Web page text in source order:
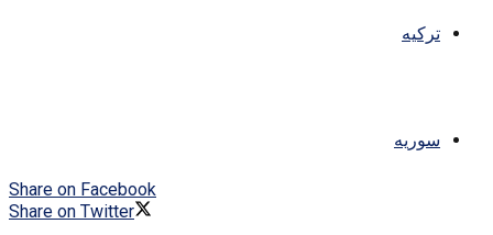
ترکیه
سوریه
Share on Facebook
Share on Twitter